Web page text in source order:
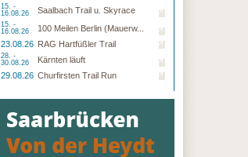
15. -
16.08.26
Saalbach Trail u. Skyrace
15. -
16.08.26
100 Meilen Berlin (Mauerw...
23.08.26 RAG Hartfüßler Trail
28. -
30.08.26
Kärnten läuft
29.08.26 Churfirsten Trail Run